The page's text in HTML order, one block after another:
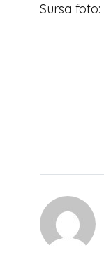
Sursa foto: